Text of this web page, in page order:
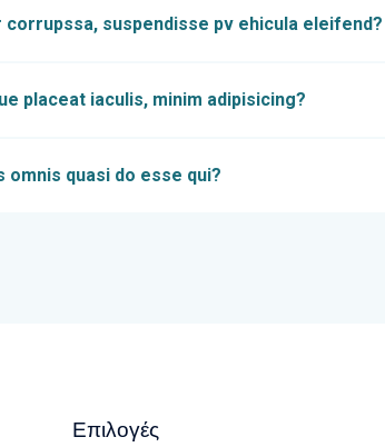
corrupssa, suspendisse pv ehicula eleifend?
placeat iaculis, minim adipisicing?
omnis quasi do esse qui?
Επιλογές